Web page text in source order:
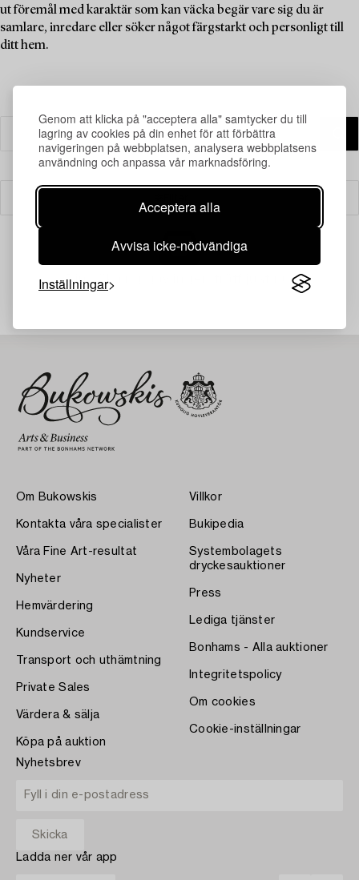
Genom att klicka på "acceptera alla" samtycker du till
lagring av cookies på din enhet för att förbättra
navigeringen på webbplatsen, analysera webbplatsens
användning och anpassa vår marknadsföring.
Acceptera alla
Avvisa icke-nödvändiga
Inställningar
ut föremål med karaktär som kan väcka begär vare sig du är
samlare, inredare eller söker något färgstarkt och personligt till
ditt hem.
Din sökning gav ingen träff just nu.
Om Bukowskis
Kontakta våra specialister
Våra Fine Art-resultat
Nyheter
Hemvärdering
Kundservice
Transport och uthämtning
Private Sales
Värdera & sälja
Köpa på auktion
Villkor
Bukipedia
Systembolagets
dryckesauktioner
Press
Lediga tjänster
Bonhams - Alla auktioner
Integritetspolicy
Om cookies
Cookie-inställningar
Nyhetsbrev
Ladda ner vår app